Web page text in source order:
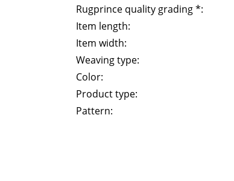
Rugprince quality grading *:
Item length:
Item width:
Weaving type:
Color:
Product type:
Pattern: